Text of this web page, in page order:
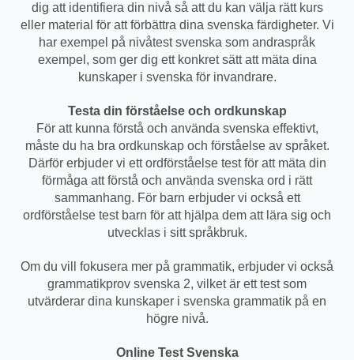
dig att identifiera din nivå så att du kan välja rätt kurs
eller material för att förbättra dina svenska färdigheter. Vi
har exempel på nivåtest svenska som andraspråk
exempel, som ger dig ett konkret sätt att mäta dina
kunskaper i svenska för invandrare.
Testa din förståelse och ordkunskap
För att kunna förstå och använda svenska effektivt,
måste du ha bra ordkunskap och förståelse av språket.
Därför erbjuder vi ett ordförståelse test för att mäta din
förmåga att förstå och använda svenska ord i rätt
sammanhang. För barn erbjuder vi också ett
ordförståelse test barn för att hjälpa dem att lära sig och
utvecklas i sitt språkbruk.
Om du vill fokusera mer på grammatik, erbjuder vi också
grammatikprov svenska 2, vilket är ett test som
utvärderar dina kunskaper i svenska grammatik på en
högre nivå.
Online Test Svenska